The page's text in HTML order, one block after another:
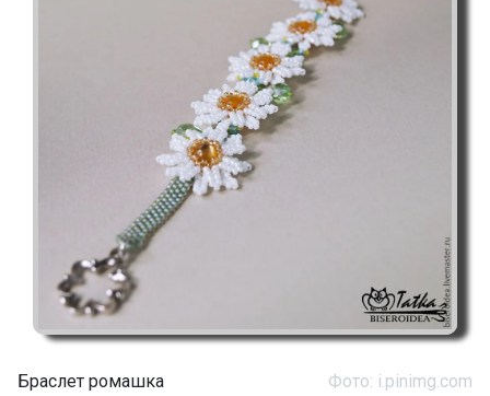
Браслет ромашка Фото: i.pinimg.com